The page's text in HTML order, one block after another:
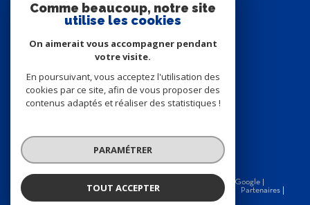
suivre
NOUS
adhérons
© 2026 | Tous droits réservés | Traduction powered by Google |
Plan du site Mentions légales Admin
Partenaires
Comme beaucoup, notre site
utilise les cookies
On aimerait vous accompagner pendant
votre visite.
En poursuivant, vous acceptez l'utilisation des
cookies par ce site, afin de vous proposer des
contenus adaptés et réaliser des statistiques !
PARAMÉTRER
TOUT ACCEPTER